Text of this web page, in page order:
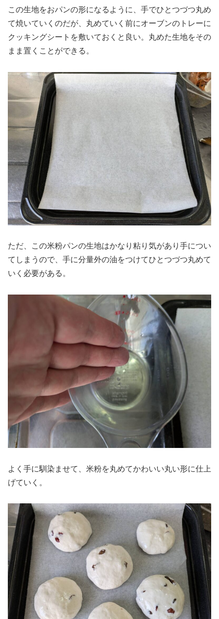
この生地をおパンの形になるように、手でひとつづつ丸め
て焼いていくのだが、丸めていく前にオーブンのトレーに
クッキングシートを敷いておくと良い。丸めた生地をその
まま置くことができる。
ただ、この米粉パンの生地はかなり粘り気があり手につい
てしまうので、手に分量外の油をつけてひとつづつ丸めて
いく必要がある。
よく手に馴染ませて、米粉を丸めてかわいい丸い形に仕上
げていく。